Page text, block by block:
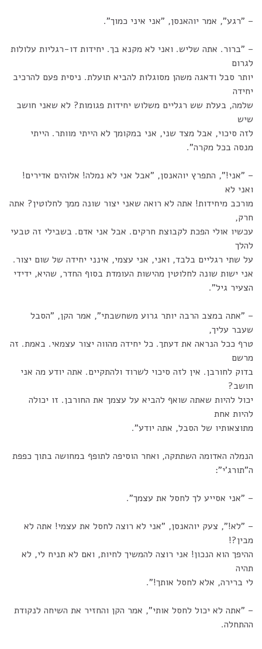
– "רגע", אמר יוהאנסן, "אני איני כמוך".
– "ברור. אתה שליש. ואני לא מקנא בך. יחידות דו-רגליות עלולות
לגרום
יותר סבל ודאגה משהן מסוגלות להביא תועלת. ניסית פעם להרכיב
יחידה
שלמה, בעלת שש רגליים משלוש יחידות פגומות? לא שאני חושב
שיש
לזה סיכוי, אבל מצד שני, אני במקומך לא הייתי מוותר. הייתי
מנסה בכל מקרה".
– "אני!", התפרץ יוהאנסן, "אבל אני לא נמלה! אלוהים אדירים!
ואני לא
מורכב מיחידות! אתה לא רואה שאני יצור שונה ממך לחלוטין? אתה
חרק,
עכשיו אולי הפכת לקבוצת חרקים. אבל אני אדם. בשבילי זה טבעי
להלך
על שתי רגליים בלבד, ואני, אני עצמי, אינני יחידה של שום יצור.
אני ישות שונה לחלוטין מהישות העומדת בסוף החדר, שהיא, ידידי
הצעיר גיל".
– "אתה במצב הרבה יותר גרוע משחשבתי", אמר הקן, "הסבל
שעבר עליך,
טרף ככל הנראה את דעתך. כל יחידה מהווה יצור עצמאי. באמת. זה
מרשם
בדוק לחורבן. אין לזה סיכוי לשרוד ולהתקיים. אתה יודע מה אני
חושב?
יכול להיות שאתה שואף להביא על עצמך את החורבן. זו יכולה
להיות אחת
מתוצאותיו של הסבל, אתה יודע".
הנמלה האדומה השתתקה, ואחר הוסיפה לתופף במחושה בתוך כפפת
ה"תורג'י":
– "אני אסייע לך לחסל את עצמך".
– "לא!", צעק יוהאנסן, "אני לא רוצה לחסל את עצמי! אתה לא
מבין?!
ההיפך הוא הנכון! אני רוצה להמשיך לחיות, ואם לא תניח לי, לא
תהיה
לי ברירה, אלא לחסל אותך!".
– "אתה לא יכול לחסל אותי", אמר הקן והחזיר את השיחה לנקודת
ההתחלה.